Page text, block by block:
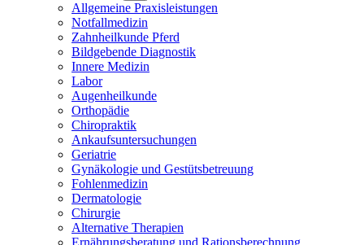
Allgemeine Praxisleistungen
Notfallmedizin
Zahnheilkunde Pferd
Bildgebende Diagnostik
Innere Medizin
Labor
Augenheilkunde
Orthopädie
Chiropraktik
Ankaufsuntersuchungen
Geriatrie
Gynäkologie und Gestütsbetreuung
Fohlenmedizin
Dermatologie
Chirurgie
Alternative Therapien
Ernährungsberatung und Rationsberechnung